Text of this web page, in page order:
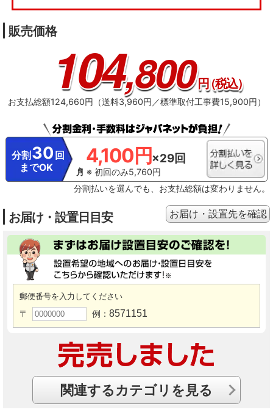
販売価格
104,800円（税込）
お支払総額124,660円（送料3,960円／標準取付工事費15,900円）
分割 30 回
までOK
4,100円×29回
※ 初回のみ5,760円
分割払いを選んでも、お支払総額は変わりません。
お届け・設置日目安
郵便番号を入力してください
〒 例： 8571151
お届け・設置先を確認
関連するカテゴリを見る